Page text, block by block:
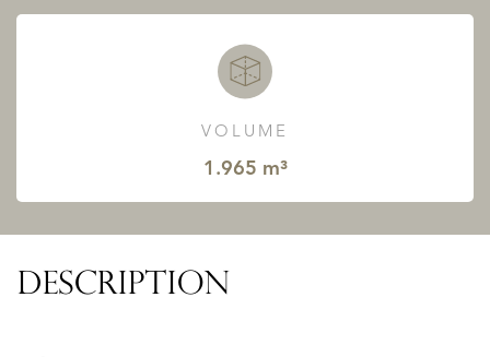
VOLUME
1.965 m³
DESCRIPTION